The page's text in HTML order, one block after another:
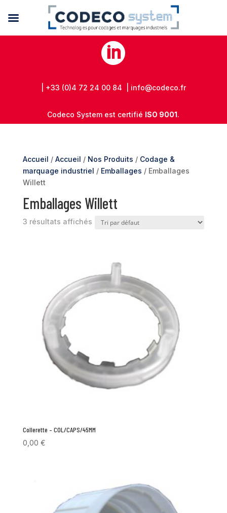

| +33 (0)4 72 24 00 84 | info@codeco.fr
Codeco System est certifié ISO 9001.
Accueil / Accueil / Nos Produits / Codage &
marquage industriel / Emballages / Emballages
Willett
Emballages Willett
3 résultats affichés
Collerette – COL/CAPS/45MM
0,00 €